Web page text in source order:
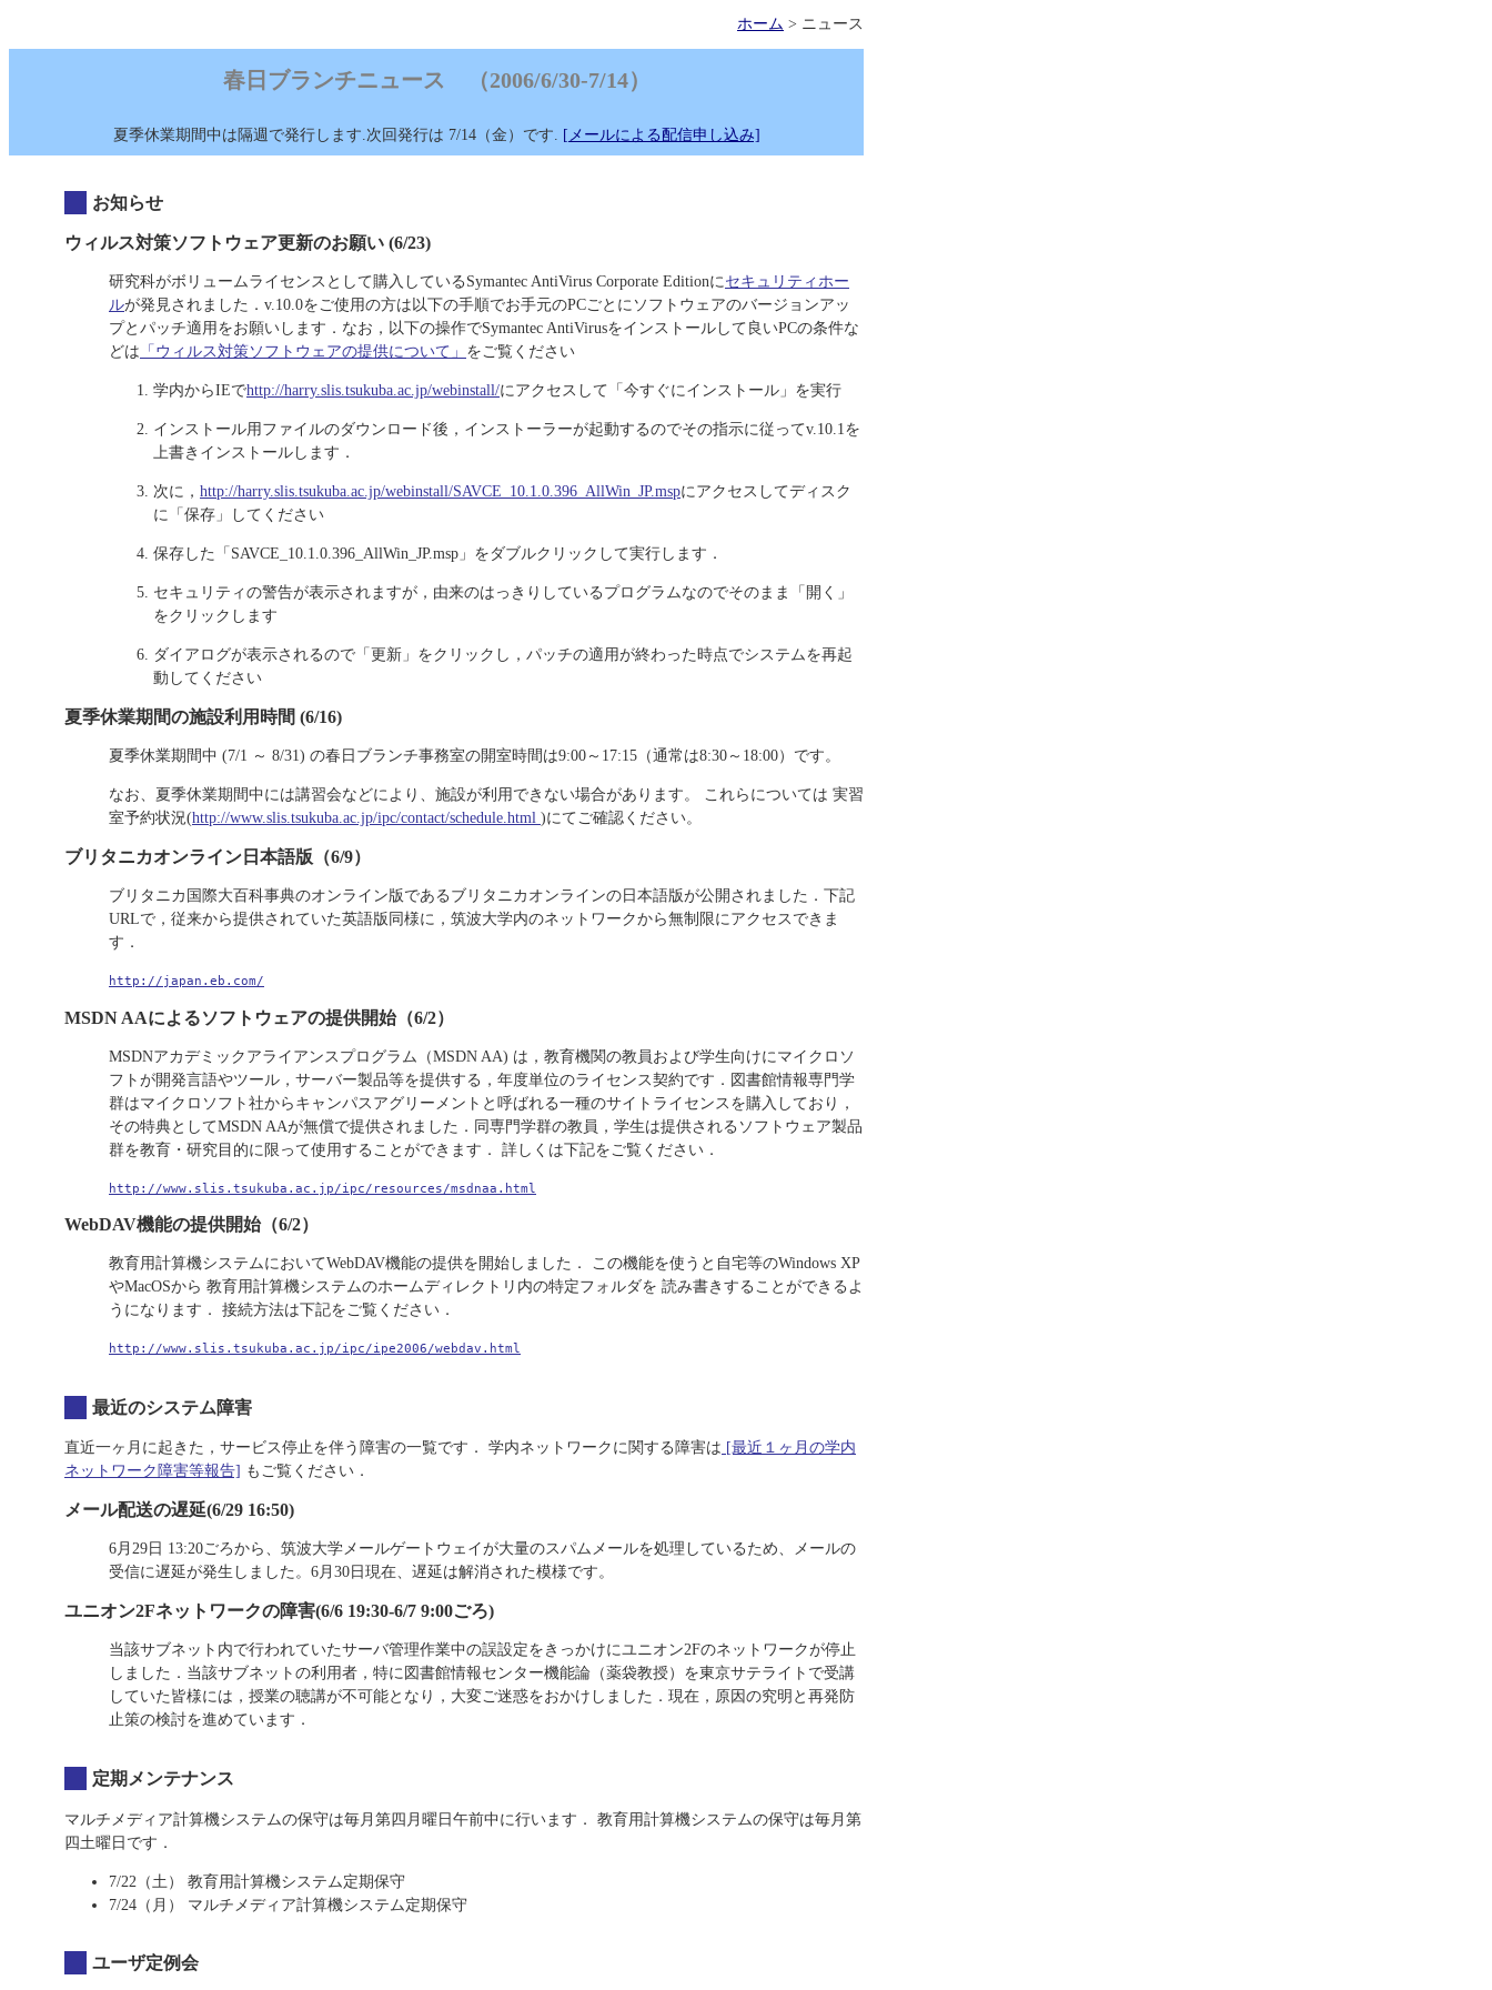
ホーム > ニュース
春日ブランチニュース （2006/6/30-7/14）
夏季休業期間中は隔週で発行します.次回発行は 7/14（金）です. [メールによる配信申し込み]
お知らせ
ウィルス対策ソフトウェア更新のお願い (6/23)
研究科がボリュームライセンスとして購入しているSymantec AntiVirus Corporate Editionにセキュリティホー
ルが発見されました．v.10.0をご使用の方は以下の手順でお手元のPCごとにソフトウェアのバージョンアッ
プとパッチ適用をお願いします．なお，以下の操作でSymantec AntiVirusをインストールして良いPCの条件な
どは 「ウィルス対策ソフトウェアの提供について」 をご覧ください
学内からIEでhttp://harry.slis.tsukuba.ac.jp/webinstall/にアクセスして「今すぐにインストール」を実行
インストール用ファイルのダウンロード後，インストーラーが起動するのでその指示に従ってv.10.1を
上書きインストールします．
次に， http://harry.slis.tsukuba.ac.jp/webinstall/SAVCE_10.1.0.396_AllWin_JP.mspにアクセスしてディスク
に「保存」してください
保存した「SAVCE_10.1.0.396_AllWin_JP.msp」をダブルクリックして実行します．
セキュリティの警告が表示されますが，由来のはっきりしているプログラムなのでそのまま「開く」
をクリックします
ダイアログが表示されるので「更新」をクリックし，パッチの適用が終わった時点でシステムを再起
動してください
夏季休業期間の施設利用時間 (6/16)
夏季休業期間中 (7/1 ～ 8/31) の春日ブランチ事務室の開室時間は9:00～17:15（通常は8:30～18:00）です。
なお、夏季休業期間中には講習会などにより、施設が利用できない場合があります。 これらについては 実習
室予約状況(http://www.slis.tsukuba.ac.jp/ipc/contact/schedule.html )にてご確認ください。
ブリタニカオンライン日本語版（6/9）
ブリタニカ国際大百科事典のオンライン版であるブリタニカオンラインの日本語版が公開されました．下記
URLで，従来から提供されていた英語版同様に，筑波大学内のネットワークから無制限にアクセスできま
す．
http://japan.eb.com/
MSDN AAによるソフトウェアの提供開始（6/2）
MSDNアカデミックアライアンスプログラム（MSDN AA) は，教育機関の教員および学生向けにマイクロソ
フトが開発言語やツール，サーバー製品等を提供する，年度単位のライセンス契約です．図書館情報専門学
群はマイクロソフト社からキャンパスアグリーメントと呼ばれる一種のサイトライセンスを購入しており，
その特典としてMSDN AAが無償で提供されました．同専門学群の教員，学生は提供されるソフトウェア製品
群を教育・研究目的に限って使用することができます． 詳しくは下記をご覧ください．
http://www.slis.tsukuba.ac.jp/ipc/resources/msdnaa.html
WebDAV機能の提供開始（6/2）
教育用計算機システムにおいてWebDAV機能の提供を開始しました． この機能を使うと自宅等のWindows XP
やMacOSから 教育用計算機システムのホームディレクトリ内の特定フォルダを 読み書きすることができるよ
うになります． 接続方法は下記をご覧ください．
http://www.slis.tsukuba.ac.jp/ipc/ipe2006/webdav.html
最近のシステム障害
直近一ヶ月に起きた，サービス停止を伴う障害の一覧です． 学内ネットワークに関する障害は [最近１ヶ月の学内
ネットワーク障害等報告] もご覧ください．
メール配送の遅延(6/29 16:50)
6月29日 13:20ごろから、筑波大学メールゲートウェイが大量のスパムメールを処理しているため、メールの
受信に遅延が発生しました。6月30日現在、遅延は解消された模様です。
ユニオン2Fネットワークの障害(6/6 19:30-6/7 9:00ごろ)
当該サブネット内で行われていたサーバ管理作業中の誤設定をきっかけにユニオン2Fのネットワークが停止
しました．当該サブネットの利用者，特に図書館情報センター機能論（薬袋教授）を東京サテライトで受講
していた皆様には，授業の聴講が不可能となり，大変ご迷惑をおかけしました．現在，原因の究明と再発防
止策の検討を進めています．
定期メンテナンス
マルチメディア計算機システムの保守は毎月第四月曜日午前中に行います． 教育用計算機システムの保守は毎月第
四土曜日です．
7/22（土）
教育用計算機システム定期保守
7/24（月）
マルチメディア計算機システム定期保守
ユーザ定例会